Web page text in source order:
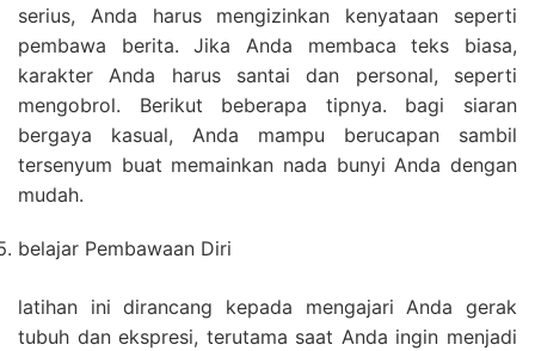
serius, Anda harus mengizinkan kenyataan seperti
pembawa berita. Jika Anda membaca teks biasa,
karakter Anda harus santai dan personal, seperti
mengobrol. Berikut beberapa tipnya. bagi siaran
bergaya kasual, Anda mampu berucapan sambil
tersenyum buat memainkan nada bunyi Anda dengan
mudah.
belajar Pembawaan Diri
latihan ini dirancang kepada mengajari Anda gerak
tubuh dan ekspresi, terutama saat Anda ingin menjadi